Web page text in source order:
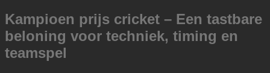
Kampioen prijs cricket – Een tastbare
beloning voor techniek, timing en
teamspel